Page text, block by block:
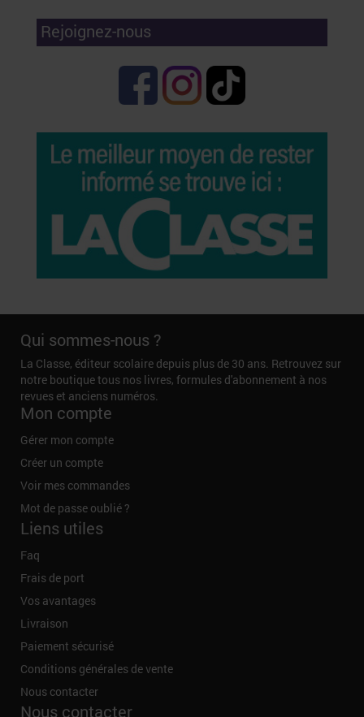
Rejoignez-nous
Qui sommes-nous ?
La Classe, éditeur scolaire depuis plus de 30 ans. Retrouvez sur
notre boutique tous nos livres, formules d'abonnement à nos
revues et anciens numéros.
Mon compte
Gérer mon compte
Créer un compte
Voir mes commandes
Mot de passe oublié ?
Liens utiles
Faq
Frais de port
Vos avantages
Livraison
Paiement sécurisé
Conditions générales de vente
Nous contacter
Nous contacter